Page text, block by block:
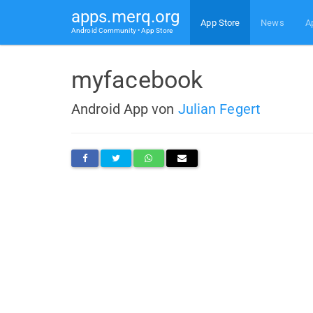
apps.merq.org
Android Community • App Store
App Store News
myfacebook
Android App von Julian Fegert